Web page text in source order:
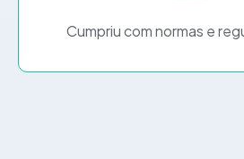
Cumpriu com normas e